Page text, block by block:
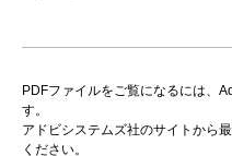
PDFファイルをご覧になるには、
す。
アドビシステムズ社のサイトから
ください。